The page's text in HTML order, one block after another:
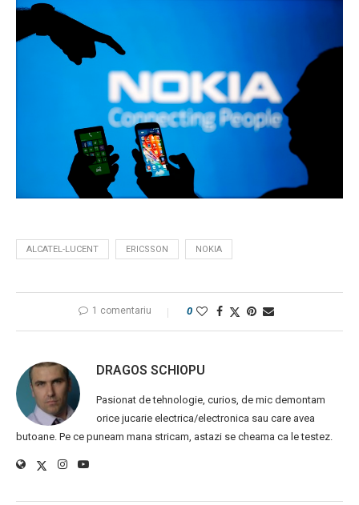
ALCATEL-LUCENT ERICSSON NOKIA
1 comentariu 0
DRAGOS SCHIOPU
Pasionat de tehnologie, curios, de mic demontam
orice jucarie electrica/electronica sau care avea
butoane. Pe ce puneam mana stricam, astazi se cheama ca le testez.